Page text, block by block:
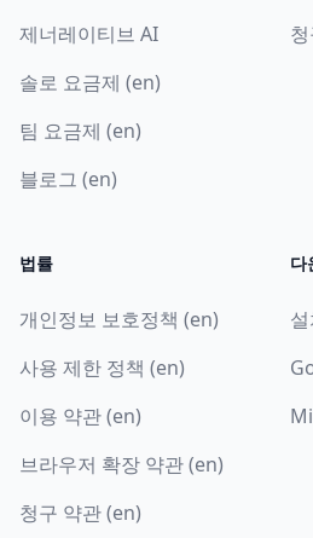
제너레이티브 AI
솔로 요금제 (en)
팀 요금제 (en)
블로그 (en)
법률
개인정보 보호정책 (en)
사용 제한 정책 (en)
이용 약관 (en)
브라우저 확장 약관 (en)
청구 약관 (en)
다